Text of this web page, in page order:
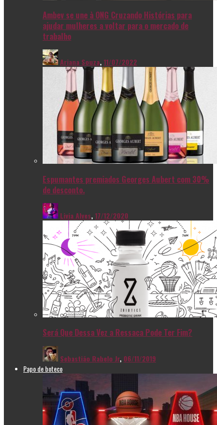
Ambev se une à ONG Cruzando Histórias para
ajudar mulheres a voltar para o mercado de
trabalho
Ariana Souza,11/07/2022
Espumantes premiados Georges Aubert com 30%
de desconto.
Livia Alves,17/12/2020
Será Que Dessa Vez a Ressaca Pode Ter Fim?
Sebastião Rabelo Jr, 06/11/2019
Papo de boteco